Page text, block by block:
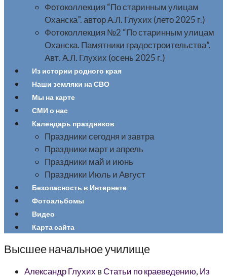
Фотоколлекция “По старинным улицам
Оханска”. автор А.Л. Глухих (лето 2025 г.)
Фотоколлекция №2 “По старинным улицам
Оханска. Памятники градостроительства”.
Авт. А.Л. Глухих (осень 2025 г.)
Из истории родного края
Наши земляки на СВО
Мы на карте
СМИ о нас
Календарь праздников
Праздники сегодня и завтра
Праздники март и апрель
Праздники май и июнь
Праздники Июль и Август
Безопасность в Интернете
Фотоальбомы
Видео
Карта сайта
Высшее начальное училище
Александр Глухих вСтатьи по краеведению, Из